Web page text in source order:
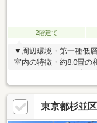
2階建て
▼周辺環境・第一種低
室内の特徴・約8.0畳の
で広い空間をつくるこ
ン・杉並区立四宮小学
校 約520ｍ 徒歩7分
ナマサPLUS 上井草
東京都杉並